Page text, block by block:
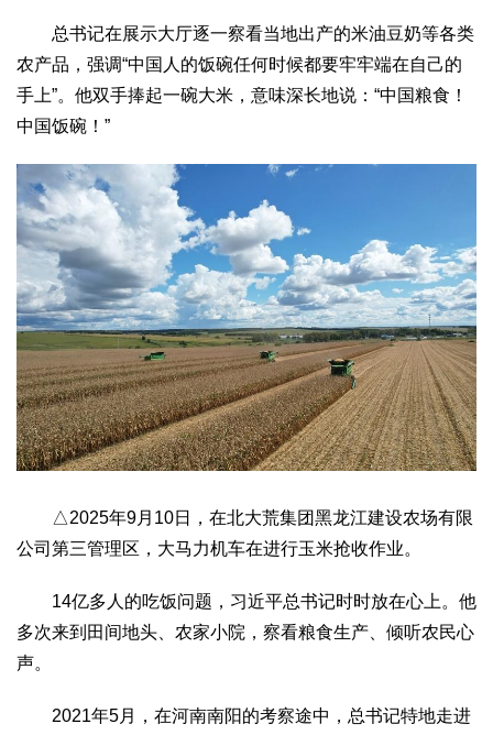
总书记在展示大厅逐一察看当地出产的米油豆奶等各类
农产品，强调“中国人的饭碗任何时候都要牢牢端在自己的
手上”。他双手捧起一碗大米，意味深长地说：“中国粮食！
中国饭碗！”
△2025年9月10日，在北大荒集团黑龙江建设农场有限
公司第三管理区，大马力机车在进行玉米抢收作业。
14亿多人的吃饭问题，习近平总书记时时放在心上。他
多次来到田间地头、农家小院，察看粮食生产、倾听农民心
声。
2021年5月，在河南南阳的考察途中，总书记特地走进